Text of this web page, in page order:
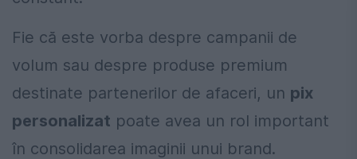
Fie că este vorba despre campanii de
volum sau despre produse premium
destinate partenerilor de afaceri, un pix
personalizat poate avea un rol important
în consolidarea imaginii unui brand.